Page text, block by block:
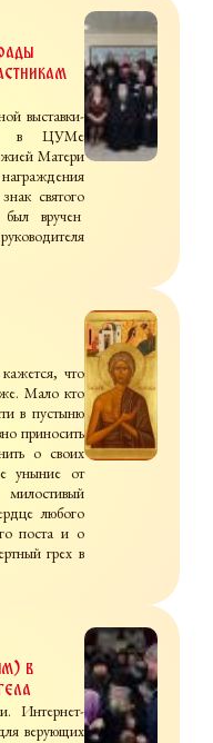
выставки-
в ЦУМе
Матери
святого
вручен
что
Мало кто
в пустыню
приносить
о своих
уныние от
милостивый
любого
поста и о
грех в
в
Интернет-
верующих